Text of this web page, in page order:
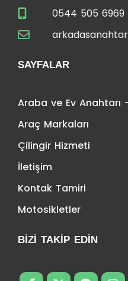
0544 505 6969
SAYFALAR
Araba ve Ev Anahtarı
Araç Markaları
Çilingir Hizmeti
İletişim
Kontak Tamiri
Motosikletler
BIZI TAKIP EDIN